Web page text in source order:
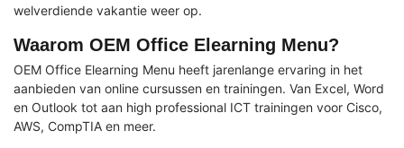
welverdiende vakantie weer op.
Waarom OEM Office Elearning Menu?
OEM Office Elearning Menu heeft jarenlange ervaring in het
aanbieden van online cursussen en trainingen. Van Excel, Word
en Outlook tot aan high professional ICT trainingen voor Cisco,
AWS, CompTIA en meer.